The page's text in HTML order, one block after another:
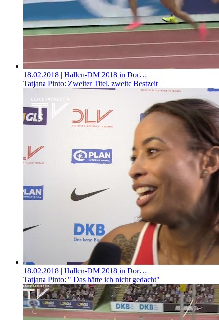
18.02.2018 | Hallen-DM 2018 in Dor…
Tatjana Pinto: Zweiter Titel, zweite Bestzeit
18.02.2018 | Hallen-DM 2018 in Dor…
Tatjana Pinto: " Das hätte ich nicht gedacht"